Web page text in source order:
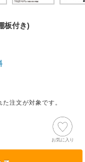
板付き)
た注文が対象です。
お気に入り